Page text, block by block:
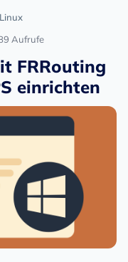
Linux
Aufrufe
FRRouting
einrichten